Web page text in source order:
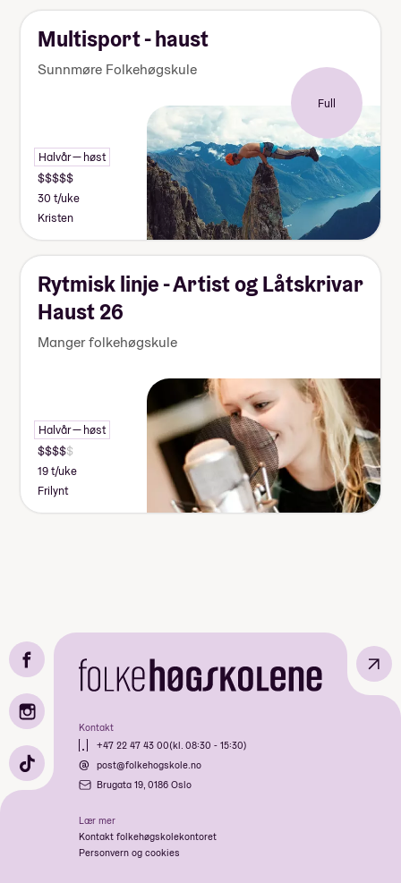
Multisport - haust
Sunnmøre Folkehøgskule
Full
Halvår — høst
30 t/uke
Kristen
Rytmisk linje - Artist og Låtskrivar
Haust 26
Manger folkehøgskule
Halvår — høst
19 t/uke
Frilynt
Kontakt
+47 22 47 43 00(kl. 08:30 - 15:30)
post@folkehogskole.no
Brugata 19, 0186 Oslo
Lær mer
Kontakt folkehøgskolekontoret
Personvern og cookies
↗